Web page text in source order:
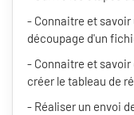
- Connaitre et
découpage d'un
- Connaitre et
créer le tableau de
- Réaliser un envoi